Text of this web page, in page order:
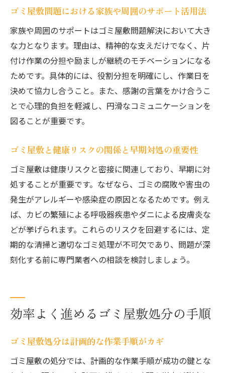
ト
ゴミ屋敷掃除業者活用で負担を減らすテク
ニック
自分でできるゴミ屋敷整理のポイント
ゴミ屋敷整理を自分で進めるための基本手
順
分別・梱包作業で効率よくゴミ屋敷を片付
ける
ント
敷布団など大型ゴミの出し方と注意事項
ゴミ屋敷片付け費用を抑える自助策とは
自力で難しい場合の相談先とサポート情報
信頼できる片付け業者の選び方ガイド
ゴミ屋敷掃除業者選びで重視すべきポイン
ト
見積もり依頼時の質問とチェック事項を解
説
納得できるゴミ屋敷処分のための業者選定
ゴミ屋敷問題における家族や周囲のサポート活用法
家族や周囲のサポートはゴミ屋敷問題解決において大き
な力となります。理由は、精神的な支えだけでなく、片
付け作業の分担や励ましが継続のモチベーションになる
ためです。具体的には、役割分担を明確にし、作業日を
決めて協力し合うこと。また、感謝の言葉をかけ合うこ
とで心理的負担を軽減し、円滑なコミュニケーションを
図ることが重要です。
ゴミ屋敷と健康リスクの関係と早期対処の重要性
ゴミ屋敷は健康リスクと密接に関連しており、早期に対
処することが重要です。なぜなら、ゴミの腐敗や害虫の
発生がアレルギーや感染症の原因となるためです。例え
ば、カビの繁殖による呼吸器疾患やダニによる皮膚炎な
どが挙げられます。これらのリスクを回避するには、定
期的な清掃と適切なゴミ処理が不可欠であり、問題が深
刻化する前に専門業者への相談を検討しましょう。
効率よく進めるゴミ屋敷処分の手順
ゴミ屋敷処分は計画的な作業手順がカギ
ゴミ屋敷の処分では、計画的な作業手順が成功の鍵とな